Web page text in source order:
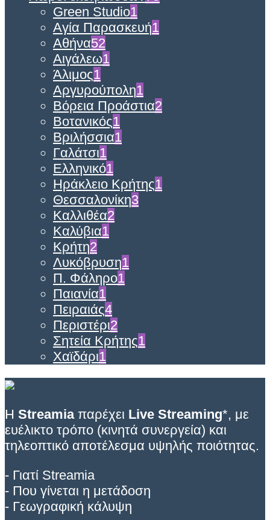
Green Studio1
Αγία Παρασκευή1
Αθήνα52
Αιγάλεω1
Άλιμος1
Αργυρούπολη1
Βόρεια Προάστια2
Βοτανικός1
Βριλήσσια1
Γαλάτσι1
Ελληνικό1
Ηράκλειο Κρήτης1
Θεσσαλονίκη3
Καλλιθέα2
Καλύβια1
Κρήτη2
Λυκόβρυση1
Π. Φάληρο1
Παιανία1
Πειραιάς4
Περιστέρι2
Σητεία Κρήτης1
Χαϊδάρι1
Η Streamiaπαρέχει Live Streaming*, με
ευέλικτο τρόπο (κινητά συνεργεία) και
τηλεοπτικό αποτέλεσμα υψηλής ποιότητας.
- Γιατί Streamia
- Που γίνεται η μετάδοση
- Γεωγραφική κάλυψη